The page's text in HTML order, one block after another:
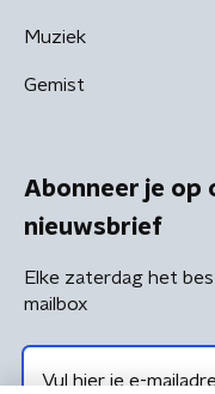
Muziek
Gemist
Abonneer je op
nieuwsbrief
Elke zaterdag het
mailbox